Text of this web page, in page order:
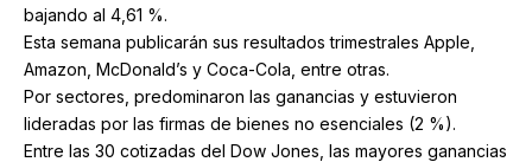
bajando al 4,61 %.
Esta semana publicarán sus resultados trimestrales Apple,
Amazon, McDonald’s y Coca-Cola, entre otras.
Por sectores, predominaron las ganancias y estuvieron
lideradas por las firmas de bienes no esenciales (2 %).
Entre las 30 cotizadas del Dow Jones, las mayores ganancias